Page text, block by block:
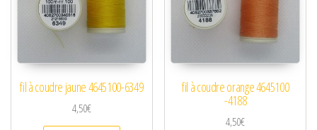
fil à coudre jaune 4645100-6349
4,50€
fil à coudre orange 4645100
-4188
4,50€